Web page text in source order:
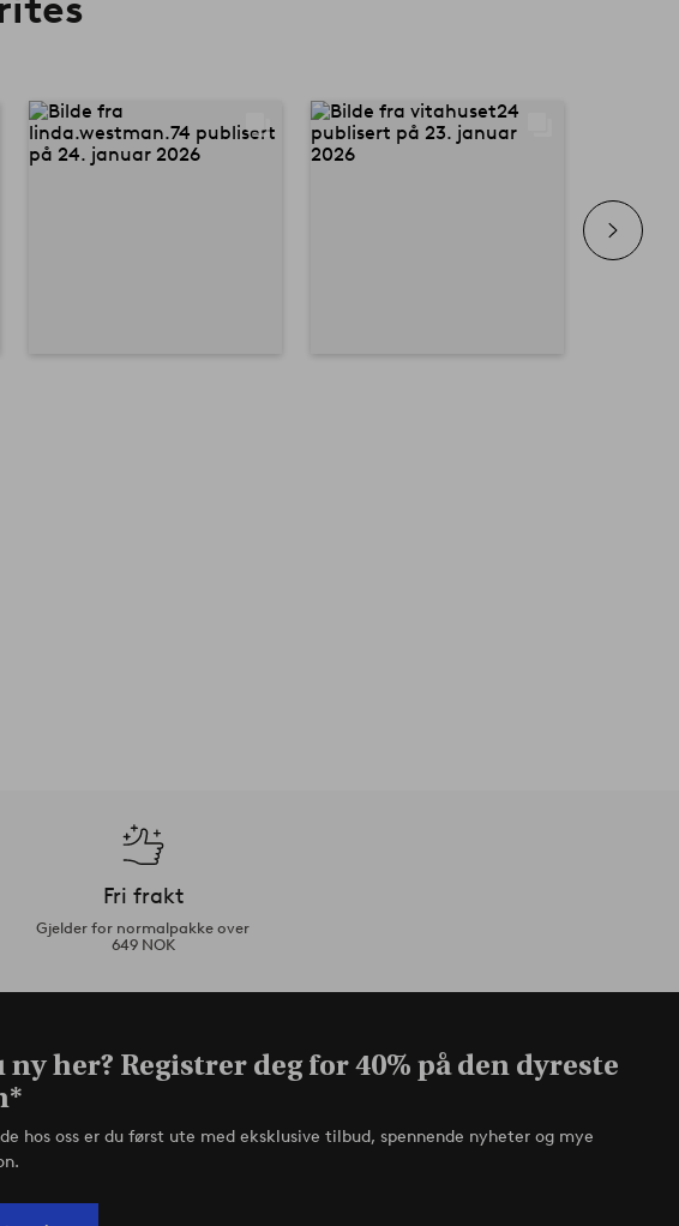
Fri frakt
Gjelder for normalpakke over
649 NOK
ny her? Registrer deg for 40% på den dyreste
hos oss er du først ute med eksklusive tilbud, spennende nyheter og mye